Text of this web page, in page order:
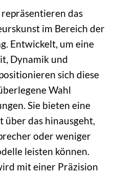
das
im Bereich der
Entwickelt, um eine
Dynamik und
sich diese
Wahl
Sie bieten eine
das hinausgeht,
oder weniger
leisten können.
mit einer Präzision